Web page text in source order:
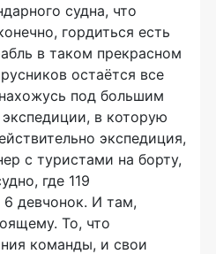
судна, что
гордиться есть
в таком прекрасном
остаётся все
под большим
в которую
экспедиция,
с туристами на борту,
где 119
6 девчонок. И там,
. То, что
команды, и свои